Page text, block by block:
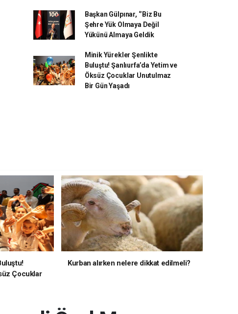
Başkan Gülpınar, ‘’Biz Bu
Şehre Yük Olmaya Değil
Yükünü Almaya Geldik
Minik Yürekler Şenlikte
Buluştu! Şanlıurfa’da Yetim ve
Öksüz Çocuklar Unutulmaz
Bir Gün Yaşadı
Çocuklar
Kurban alırken nelere dikkat edilmeli?